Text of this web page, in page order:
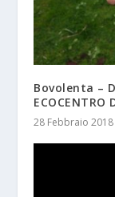
Bovolenta –
ECOCENTRO
28 Febbraio 2018